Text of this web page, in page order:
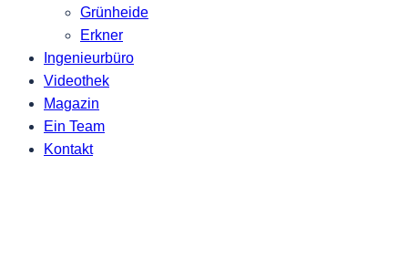
Grünheide
Erkner
Ingenieurbüro
Videothek
Magazin
Ein Team
Kontakt